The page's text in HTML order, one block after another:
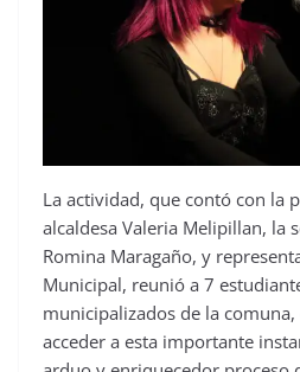
La actividad, que contó con la
alcaldesa Valeria Melipillan, la
Romina Maragaño, y
Municipal, reunió a 7
municipalizados de la
acceder a esta importante